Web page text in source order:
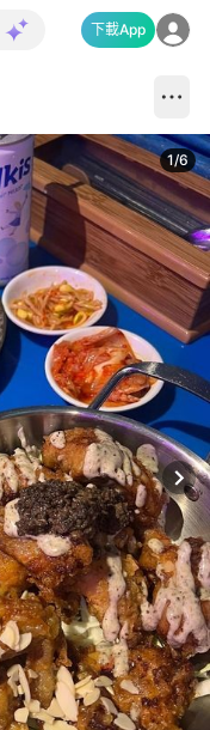
下載App
1/6